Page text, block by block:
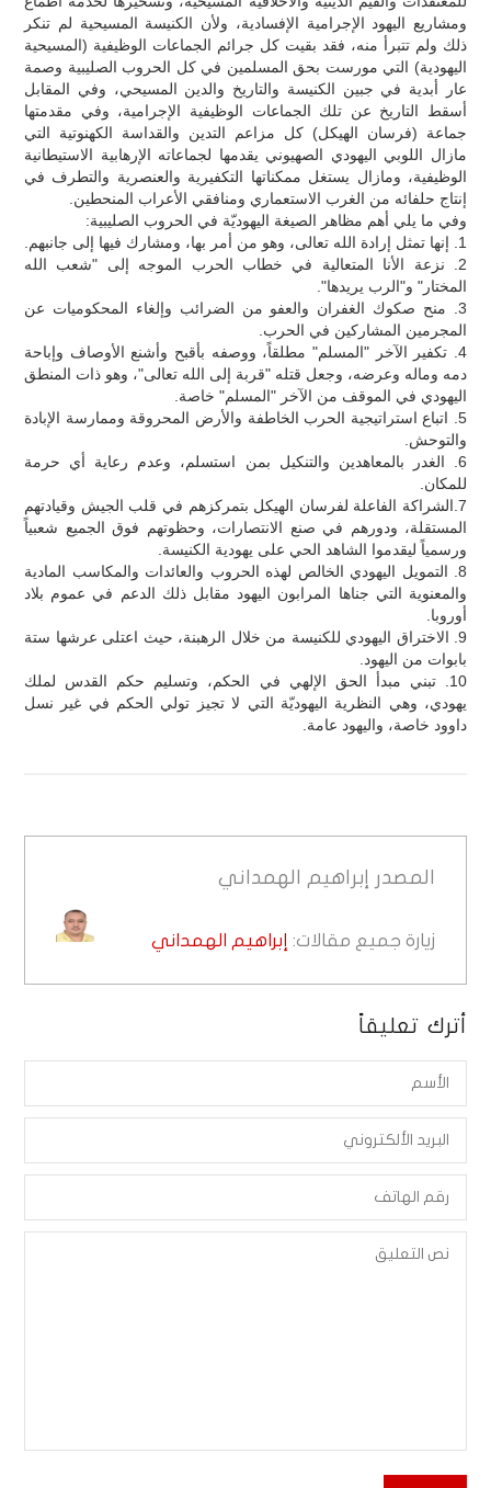
ومشاريع اليهود الإجرامية الإفسادية، ولأن الكنيسة المسيحية لم تنكر
ذلك ولم تتبرأ منه، فقد بقيت كل جرائم الجماعات الوظيفية (المسيحية
اليهودية) التي مورست بحق المسلمين في كل الحروب الصليبية وصمة
عار أبدية في جبين الكنيسة والتاريخ والدين المسيحي، وفي المقابل
أسقط التاريخ عن تلك الجماعات الوظيفية الإجرامية، وفي مقدمتها
جماعة (فرسان الهيكل) كل مزاعم التدين والقداسة الكهنوتية التي
مازال اللوبي اليهودي الصهيوني يقدمها لجماعاته الإرهابية الاستيطانية
الوظيفية، ومازال يستغل ممكناتها التكفيرية والعنصرية والتطرف في
إنتاج حلفائه من الغرب الاستعماري ومنافقي الأعراب المنحطين.
وفي ما يلي أهم مظاهر الصيغة اليهوديّة في الحروب الصليبية:
1. إنها تمثل إرادة الله تعالى، وهو من أمر بها، ومشارك فيها إلى جانبهم.
2. نزعة الأنا المتعالية في خطاب الحرب الموجه إلى "شعب الله
المختار" و"الرب يريدها".
3. منح صكوك الغفران والعفو من الضرائب وإلغاء المحكوميات عن
المجرمين المشاركين في الحرب.
4. تكفير الآخر "المسلم" مطلقاً، ووصفه بأقبح وأشنع الأوصاف وإباحة
دمه وماله وعرضه، وجعل قتله "قربة إلى الله تعالى"، وهو ذات المنطق
اليهودي في الموقف من الآخر "المسلم" خاصة.
5. اتباع استراتيجية الحرب الخاطفة والأرض المحروقة وممارسة الإبادة
والتوحش.
6. الغدر بالمعاهدين والتنكيل بمن استسلم، وعدم رعاية أي حرمة
للمكان.
7.الشراكة الفاعلة لفرسان الهيكل بتمركزهم في قلب الجيش وقيادتهم
المستقلة، ودورهم في صنع الانتصارات، وحظوتهم فوق الجميع شعبياً
ورسمياً ليقدموا الشاهد الحي على يهودية الكنيسة.
8. التمويل اليهودي الخالص لهذه الحروب والعائدات والمكاسب المادية
والمعنوية التي جناها المرابون اليهود مقابل ذلك الدعم في عموم بلاد
أوروبا.
9. الاختراق اليهودي للكنيسة من خلال الرهبنة، حيث اعتلى عرشها ستة
بابوات من اليهود.
10. تبني مبدأ الحق الإلهي في الحكم، وتسليم حكم القدس لملك
يهودي، وهي النظرية اليهوديّة التي لا تجيز تولي الحكم في غير نسل
داوود خاصة، واليهود عامة.
المصدر إبراهيم الهمداني
زيارة جميع مقالات: إبراهيم الهمداني
أترك تعليقاً